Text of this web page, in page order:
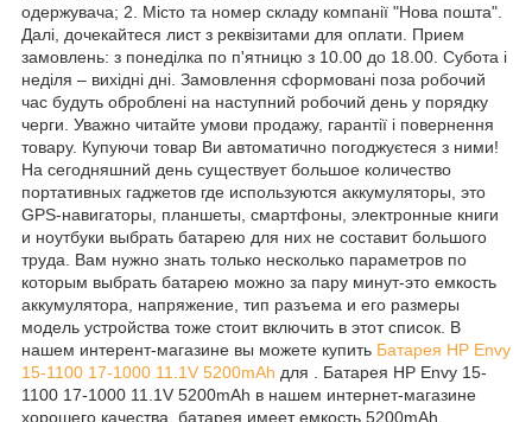
одержувача; 2. Місто та номер складу компанії "Нова пошта".
Далі, дочекайтеся лист з реквізитами для оплати. Прием
замовлень: з понеділка по п'ятницю з 10.00 до 18.00. Субота і
неділя – вихідні дні. Замовлення сформовані поза робочий
час будуть оброблені на наступний робочий день у порядку
черги. Уважно читайте умови продажу, гарантії і повернення
товару. Купуючи товар Ви автоматично погоджуєтеся з ними!
На сегодняшний день существует большое количество
портативных гаджетов где используются аккумуляторы, это
GPS-навигаторы, планшеты, смартфоны, электронные книги
и ноутбуки выбрать батарею для них не составит большого
труда. Вам нужно знать только несколько параметров по
которым выбрать батарею можно за пару минут-это емкость
аккумулятора, напряжение, тип разъема и его размеры
модель устройства тоже стоит включить в этот список. В
нашем интерент-магазине вы можете купить Батарея HP Envy
15-1100 17-1000 11.1V 5200mAh для . Батарея HP Envy 15-
1100 17-1000 11.1V 5200mAh в нашем интернет-магазине
хорошего качества, батарея имеет емкость 5200mAh,